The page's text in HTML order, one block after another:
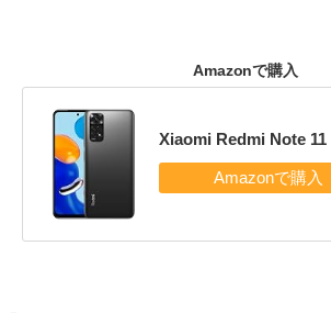
Amazonで購入
Xiaomi Redmi Note 11